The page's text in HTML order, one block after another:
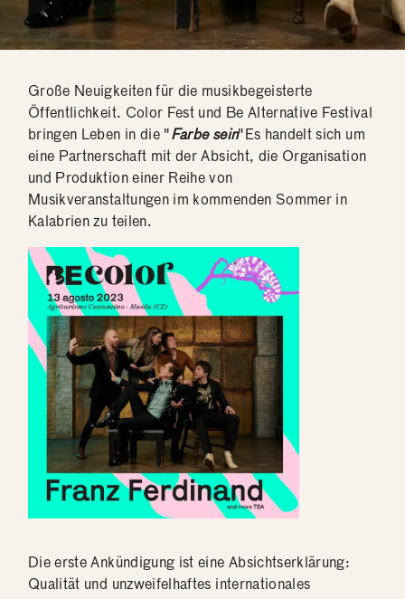
Große Neuigkeiten für die musikbegeisterte
Öffentlichkeit. Color Fest und Be Alternative Festival
bringen Leben in die "Farbe sein"Es handelt sich um
eine Partnerschaft mit der Absicht, die Organisation
und Produktion einer Reihe von
Musikveranstaltungen im kommenden Sommer in
Kalabrien zu teilen.
Die erste Ankündigung ist eine Absichtserklärung:
Qualität und unzweifelhaftes internationales